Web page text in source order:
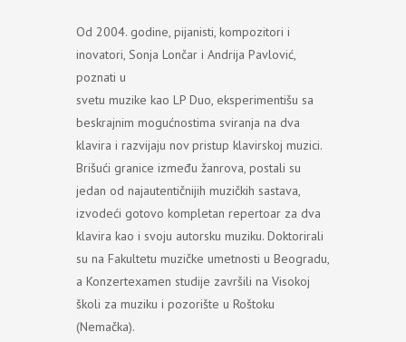
Od 2004. godine, pijanisti, kompozitori i
inovatori, Sonja Lončar i Andrija Pavlović,
poznati u
svetu muzike kao LP Duo, eksperimentišu sa
beskrajnim mogućnostima sviranja na dva
klavira i razvijaju nov pristup klavirskoj muzici.
Brišući granice između žanrova, postali su
jedan od najautentičnijih muzičkih sastava,
izvodeći gotovo kompletan repertoar za dva
klavira kao i svoju autorsku muziku. Doktorirali
su na Fakultetu muzičke umetnosti u Beogradu,
a Konzertexamen studije završili na Visokoj
školi za muziku i pozorište u Roštoku
(Nemačka).